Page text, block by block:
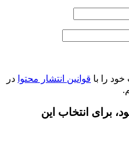
را با قوانین انتشار محتوا در
برای انتخاب این